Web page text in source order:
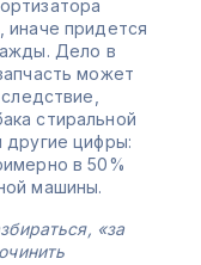
иначе придется
Дело в
может
стиральной
цифры:
в 50%
машины.
«за